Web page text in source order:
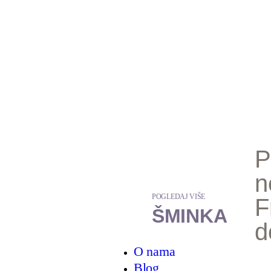
POGLEDAJ VIŠE
ŠMINKA
O nama
Blog